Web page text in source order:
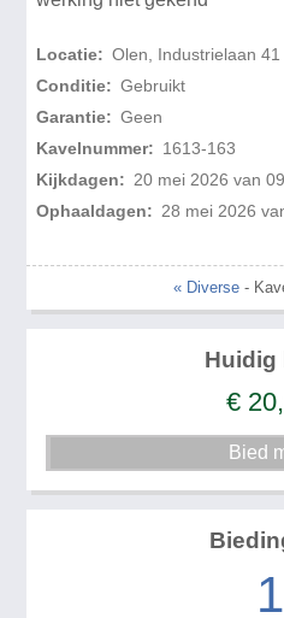
Locatie: Olen, Industrielaan 41
Conditie: Gebruikt
Garantie: Geen
Kavelnummer: 1613-163
Kijkdagen: 20 mei 2026 van
Ophaaldagen: 28 mei 2026
« Diverse-
Huidig
€
1